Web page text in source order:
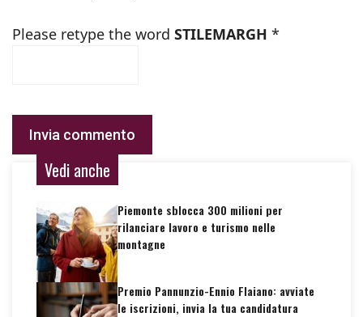
Please retype the word STILEMARGH *
Vedi anche
Piemonte sblocca 300 milioni per
rilanciare lavoro e turismo nelle
montagne
Premio Pannunzio-Ennio Flaiano: avviate
le iscrizioni, invia la tua candidatura